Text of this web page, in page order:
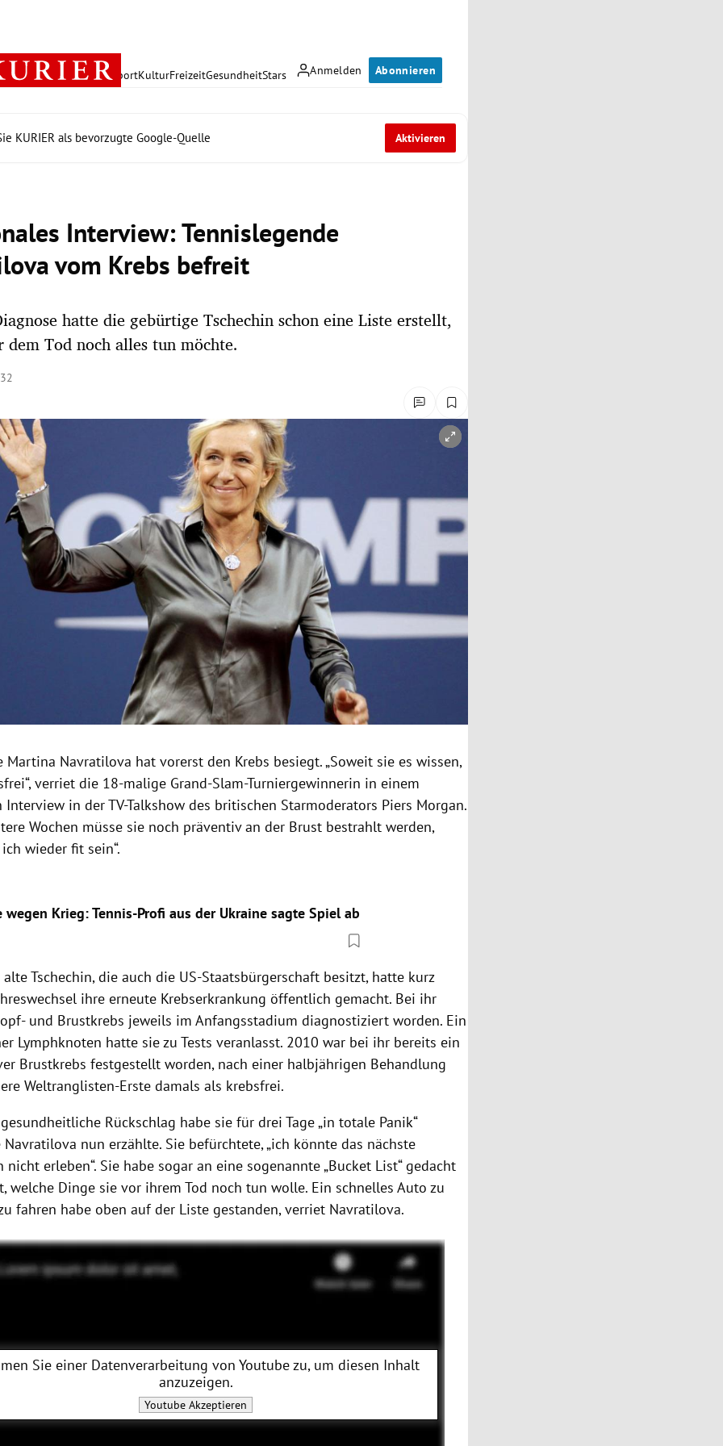
Anmelden Abonnieren
PolitikWirtschaft SportKulturFreizeitGesundheitStars
KURIER als bevorzugte Google-Quelle Aktivieren
Interview: Tennislegende
vom Krebs befreit
hatte die gebürtige Tschechin schon eine Liste erstellt,
dem Tod noch alles tun möchte.
öffnen/schließen
Martina Navratilova hat vorerst den Krebs besiegt. „Soweit sie es wissen,
verriet die 18-malige Grand-Slam-Turniergewinnerin in einem
in der TV-Talkshow des britischen Starmoderators Piers Morgan.
Wochen müsse sie noch präventiv an der Brust bestrahlt werden,
wieder fit sein“.
wegen Krieg: Tennis-Profi aus der Ukraine sagte Spiel ab
alte Tschechin, die auch die US-Staatsbürgerschaft besitzt, hatte kurz
ihre erneute Krebserkrankung öffentlich gemacht. Bei ihr
und Brustkrebs jeweils im Anfangsstadium diagnostiziert worden. Ein
Lymphknoten hatte sie zu Tests veranlasst. 2010 war bei ihr bereits ein
Brustkrebs festgestellt worden, nach einer halbjährigen Behandlung
Weltranglisten-Erste damals als krebsfrei.
Rückschlag habe sie für drei Tage „in totale Panik“
Navratilova nun erzählte. Sie befürchtete, „ich könnte das nächste
nicht erleben“. Sie habe sogar an eine sogenannte „Bucket List“ gedacht
welche Dinge sie vor ihrem Tod noch tun wolle. Ein schnelles Auto zu
fahren habe oben auf der Liste gestanden, verriet Navratilova.
Sie einer Datenverarbeitung vonYoutubezu, um diesen Inhalt
anzuzeigen.
Youtube Akzeptieren